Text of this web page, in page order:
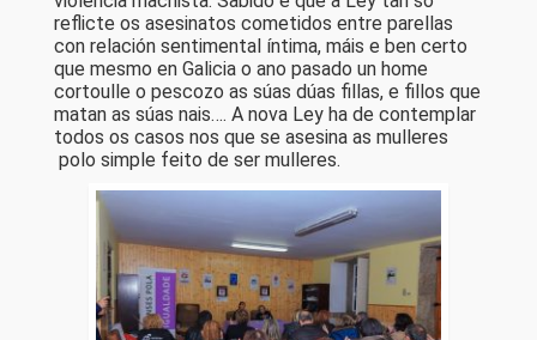
reflicte os asesinatos cometidos entre parellas
con relación sentimental íntima, máis e ben certo
que mesmo en Galicia o ano pasado un home
cortoulle o pescozo as súas dúas fillas, e fillos que
matan as súas nais…. A nova Ley ha de contemplar
todos os casos nos que se asesina as mulleres
polo simple feito de ser mulleres.